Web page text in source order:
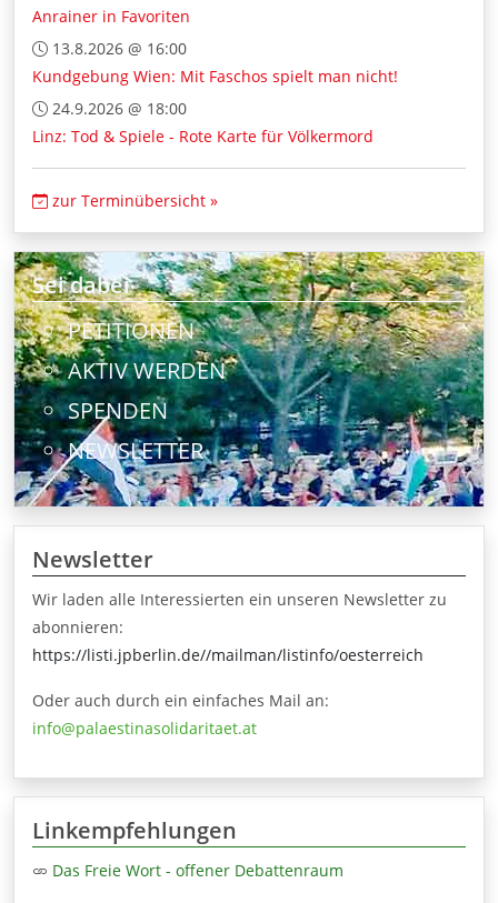
Anrainer in Favoriten
13.8.2026 @ 16:00
Kundgebung Wien: Mit Faschos spielt man nicht!
24.9.2026 @ 18:00
Linz: Tod & Spiele - Rote Karte für Völkermord
zur Terminübersicht »
Sei dabei
PETITIONEN
AKTIV WERDEN
SPENDEN
NEWSLETTER
Newsletter
Wir laden alle Interessierten ein unseren Newsletter zu
abonnieren:
https://listi.jpberlin.de//mailman/listinfo/oesterreich
Oder auch durch ein einfaches Mail an:
info@palaestinasolidaritaet.at
Linkempfehlungen
Das Freie Wort - offener Debattenraum